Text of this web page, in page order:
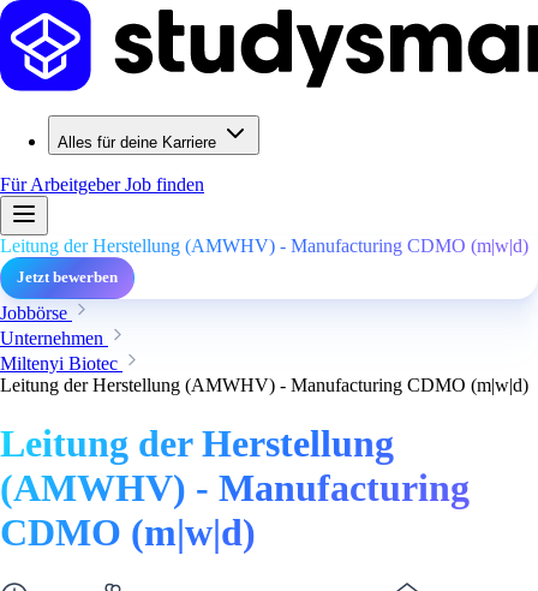
Alles für deine Karriere
Für ArbeitgeberJob finden
Leitung der Herstellung (AMWHV) - Manufacturing CDMO (m|w|d)
Jetzt bewerben
Jobbörse
Unternehmen
Miltenyi Biotec
Leitung der Herstellung (AMWHV) - Manufacturing CDMO (m|w|d)
Leitung der Herstellung
(AMWHV) - Manufacturing
CDMO (m|w|d)